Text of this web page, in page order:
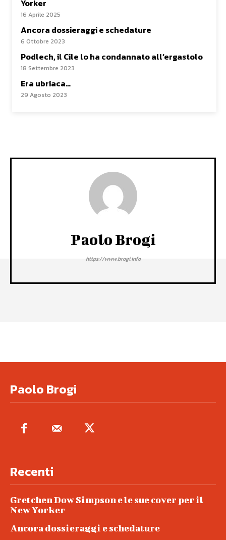
Yorker
16 Aprile 2025
Ancora dossieraggi e schedature
6 Ottobre 2023
Podlech, il Cile lo ha condannato all’ergastolo
18 Settembre 2023
Era ubriaca…
29 Agosto 2023
Paolo Brogi
https://www.brogi.info
Paolo Brogi
Recenti
Gretchen Dow Simpson e le sue cover per il
New Yorker
Ancora dossieraggi e schedature